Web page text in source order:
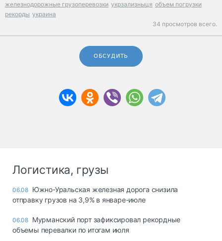
железнодорожные грузоперевозки укрзализныця объем погрузки
рекорды украина
34 просмотров всего.
ОБСУДИТЬ
Логистика, грузы
06.08 Южно-Уральская железная дорога снизила
отправку грузов на 3,9% в январе-июле
06.08 Мурманский порт зафиксировал рекордные
объемы перевалки по итогам июля